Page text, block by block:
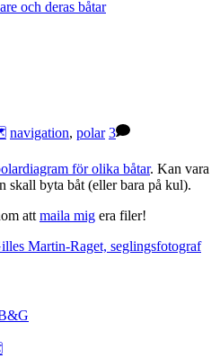
och deras båtar
navigation, polar 3
för olika båtar. Kan vara
skall byta båt (eller bara på kul).
att maila mig era filer!
Martin-Raget, seglingsfotograf